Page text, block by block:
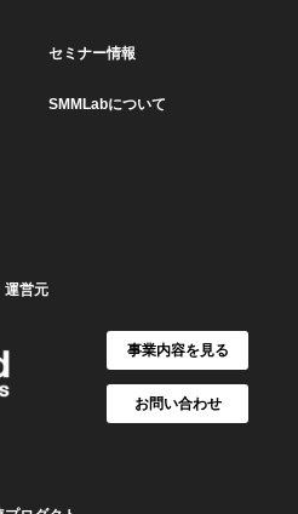
セミナー情報
SMMLabについて
運営元
事業内容を見る
お問い合わせ